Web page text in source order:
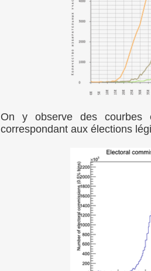
On y observe des courbes
correspondant aux élections